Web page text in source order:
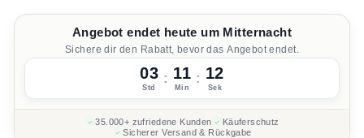
Angebot endet heute um Mitternacht
Sichere dir den Rabatt, bevor das Angebot endet.
03
Std
: 11
Min
: 11
Sek
35.000+ zufriedene Kunden
Käuferschutz
Sicherer Versand & Rückgabe